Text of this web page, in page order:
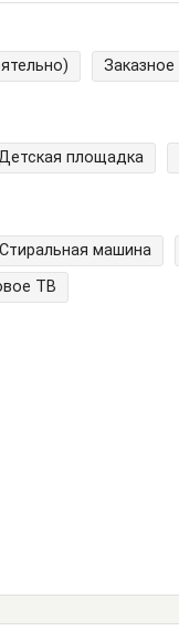
площадка
Стиральная машина
ТВ